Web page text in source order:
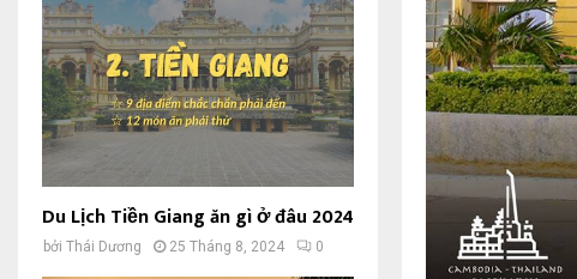
Du Lịch Tiền Giang ăn gì ở đâu 2024
bởi Thái Dương 25 Tháng 8, 2024 0